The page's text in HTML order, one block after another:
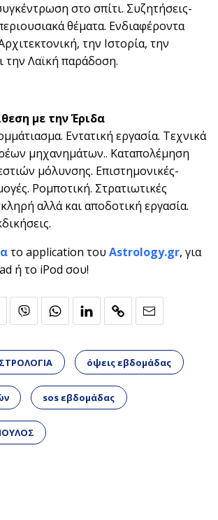
στο σπίτι. Συζητήσεις-
θέματα. Ενδιαφέροντα
την Ιστορία, την
την Λαϊκή παράδοση.
με την Έριδα
Εντατική εργασία. Τεχνικά
μηχανημάτων.. Καταπολέμηση
μόλυνσης. Επιστημονικές-
Ρομποτική. Στρατιωτικές
αλλά και αποδοτική εργασία.
το application του Astrology.gr, για
ή το iPod σου!
όψεις εβδομάδας
sos εβδομάδας